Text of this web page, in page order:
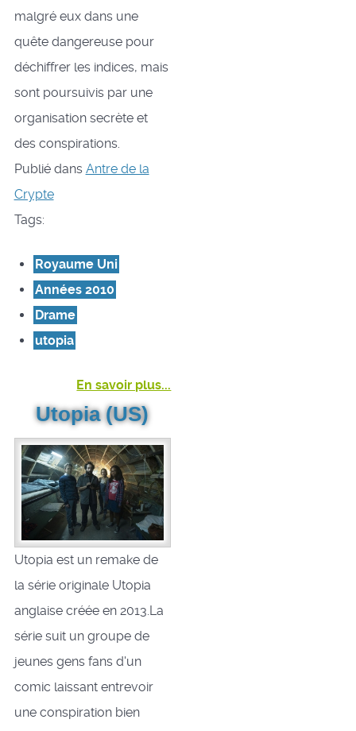
malgré eux dans une
quête dangereuse pour
déchiffrer les indices, mais
sont poursuivis par une
organisation secrète et
des conspirations.
Publié dans Antre de la
Crypte
Tags:
Royaume Uni
Années 2010
Drame
utopia
En savoir plus...
Utopia (US)
Utopia est un remake de
la série originale Utopia
anglaise créée en 2013.La
série suit un groupe de
jeunes gens fans d'un
comic laissant entrevoir
une conspiration bien